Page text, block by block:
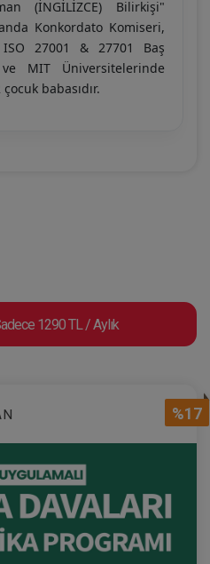
(İNGİLİZCE) Bilirkişi"
Konkordato Komiseri,
27001 & 27701 Baş
MIT Üniversitelerinde
babasıdır.
1290 TL / Aylık
%17